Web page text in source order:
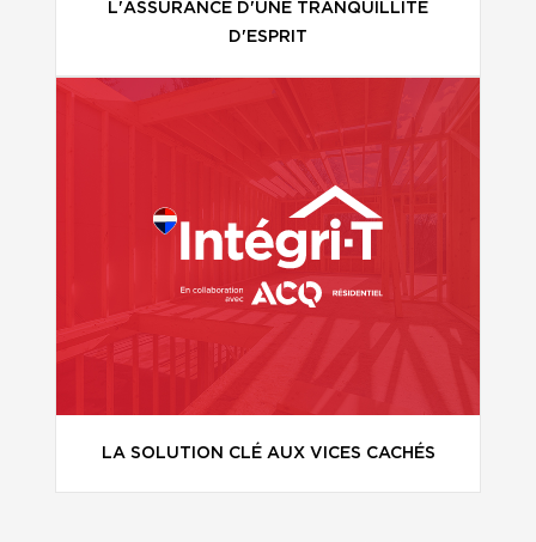
L'ASSURANCE D'UNE TRANQUILLITÉ
D'ESPRIT
LA SOLUTION CLÉ AUX VICES CACHÉS